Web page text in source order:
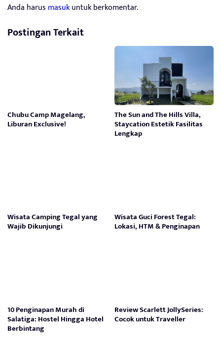
Anda harus masukuntuk berkomentar.
Postingan Terkait
Chubu Camp Magelang,
Liburan Exclusive!
The Sun and The Hills Villa,
Staycation Estetik Fasilitas
Lengkap
Wisata Camping Tegal yang
Wajib Dikunjungi
Wisata Guci Forest Tegal:
Lokasi, HTM & Penginapan
10 Penginapan Murah di
Salatiga: Hostel Hingga Hotel
Berbintang
Review Scarlett JollySeries:
Cocok untuk Traveller